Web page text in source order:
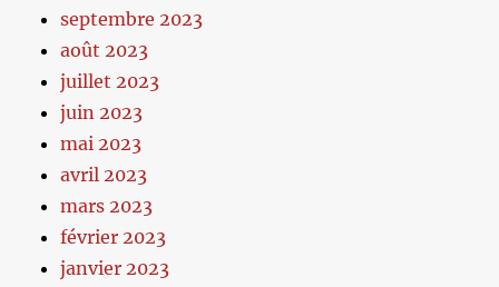
septembre 2023
août 2023
juillet 2023
juin 2023
mai 2023
avril 2023
mars 2023
février 2023
janvier 2023